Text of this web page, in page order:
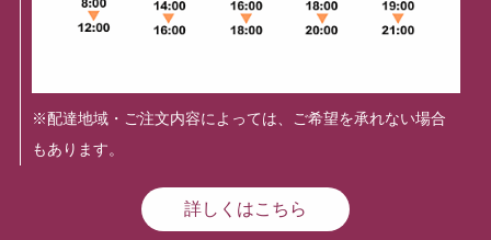
※配達地域・ご注文内容によっては、ご希望を承れない場合
もあります。
詳しくはこちら